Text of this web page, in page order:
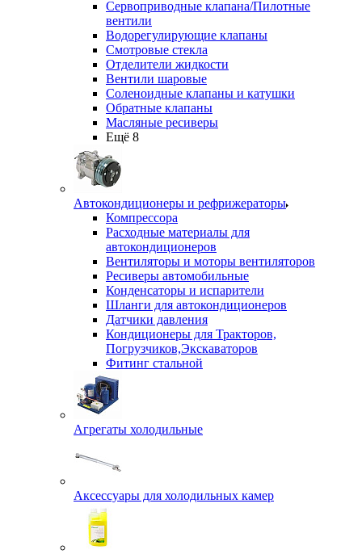
Сервоприводные клапана/Пилотные
вентили
Водорегулирующие клапаны
Смотровые стекла
Отделители жидкости
Вентили шаровые
Соленоидные клапаны и катушки
Обратные клапаны
Масляные ресиверы
Ещё 8
Автокондиционеры и рефрижераторы
Компрессора
Расходные материалы для
автокондиционеров
Вентиляторы и моторы вентиляторов
Ресиверы автомобильные
Конденсаторы и испарители
Шланги для автокондиционеров
Датчики давления
Кондиционеры для Тракторов,
Погрузчиков,Экскаваторов
Фитинг стальной
Агрегаты холодильные
Аксессуары для холодильных камер